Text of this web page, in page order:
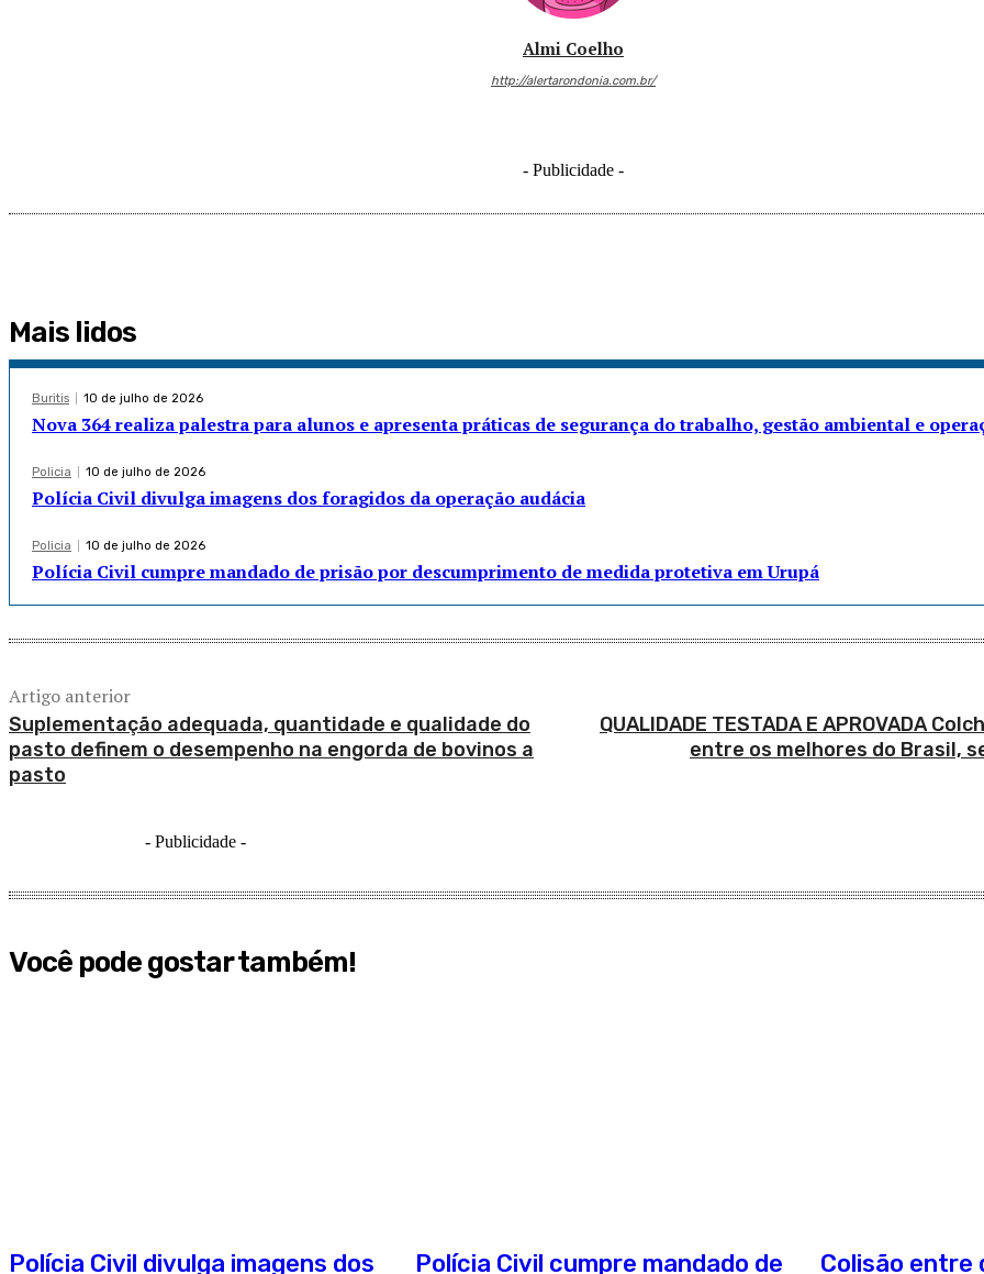
Almi Coelho
http://alertarondonia.com.br/
- Publicidade -
Mais lidos
Buritis 10 de julho de 2026
Nova 364 realiza palestra para alunos e apresenta práticas de segurança do trabalho, gestão ambiental e
Policia 10 de julho de 2026
Polícia Civil divulga imagens dos foragidos da operação audácia
Policia 10 de julho de 2026
Polícia Civil cumpre mandado de prisão por descumprimento de medida protetiva em Urupá
Artigo anterior
Suplementação adequada, quantidade e qualidade do
pasto definem o desempenho na engorda de bovinos a
pasto
QUALIDADE TESTADA E APROVADA
entre os melhores do Brasil,
- Publicidade -
Você pode gostar também!
Polícia Civil divulga imagens dos Polícia Civil cumpre mandado de Colisão entre